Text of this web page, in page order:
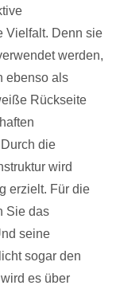
Vielfalt. Denn sie
werden,
ebenso als
Rückseite
die
wird
erzielt. Für die
Sie das
seine
sogar den
es über